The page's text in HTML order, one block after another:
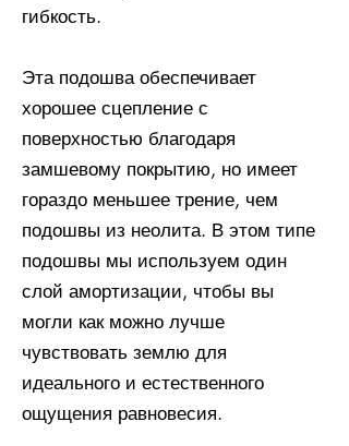
гибкость.
Эта подошва обеспечивает
хорошее сцепление с
поверхностью благодаря
замшевому покрытию, но имеет
гораздо меньшее трение, чем
подошвы из неолита. В этом типе
подошвы мы используем один
слой амортизации, чтобы вы
могли как можно лучше
чувствовать землю для
идеального и естественного
ощущения равновесия.